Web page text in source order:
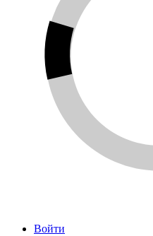
Войти